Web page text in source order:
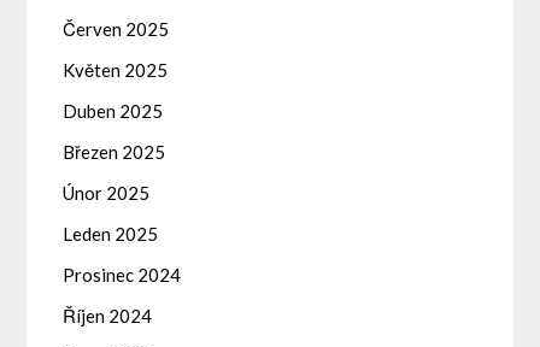
Červen 2025
Květen 2025
Duben 2025
Březen 2025
Únor 2025
Leden 2025
Prosinec 2024
Říjen 2024